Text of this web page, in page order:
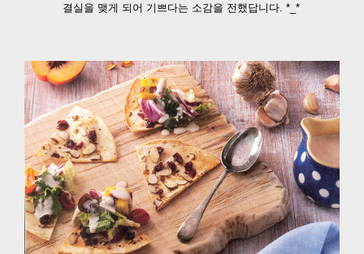
결실을 맺게 되어 기쁘다는 소감을 전했답니다. *_*